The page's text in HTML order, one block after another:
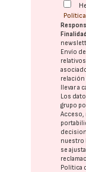
Envío
relación
llevar a
Los
grupo
nuestro
se
Política